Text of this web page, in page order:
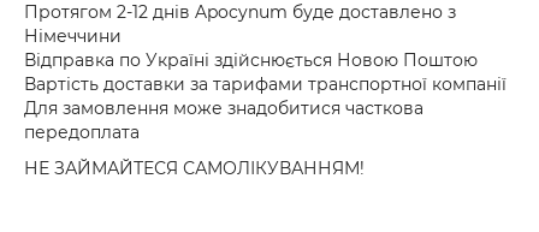
Протягом 2-12 днів Apocynum буде доставлено з
Німеччини
Відправка по Україні здійснюється Новою Поштою
Вартість доставки за тарифами транспортної компанії
Для замовлення може знадобитися часткова
передоплата
НЕ ЗАЙМАЙТЕСЯ САМОЛІКУВАННЯМ!